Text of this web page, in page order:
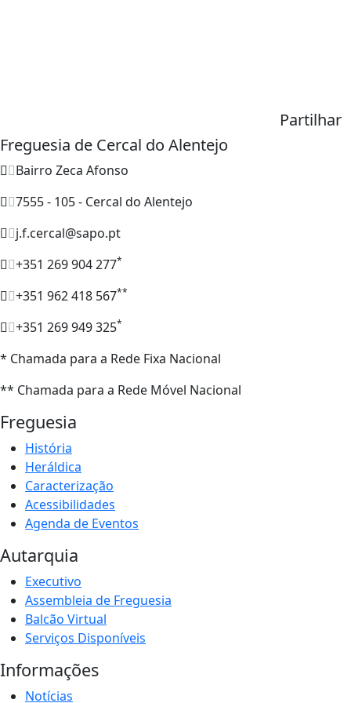
Partilhar
Freguesia de Cercal do Alentejo
Bairro Zeca Afonso
7555 - 105 - Cercal do Alentejo
j.f.cercal@sapo.pt
+351 269 904 277*
+351 962 418 567**
+351 269 949 325*
* Chamada para a Rede Fixa Nacional
** Chamada para a Rede Móvel Nacional
Freguesia
História
Heráldica
Caracterização
Acessibilidades
Agenda de Eventos
Autarquia
Executivo
Assembleia de Freguesia
Balcão Virtual
Serviços Disponíveis
Informações
Notícias